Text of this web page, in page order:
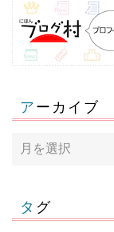
アーカイブ
タグ